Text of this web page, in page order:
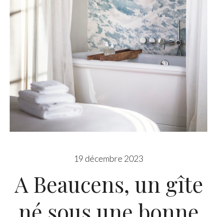
19 décembre 2023
A Beaucens, un gîte
né sous une bonne